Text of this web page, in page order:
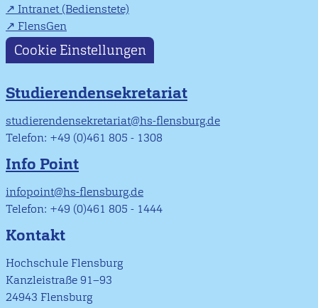
Intranet (Bedienstete)
FlensGen
Cookie Einstellungen
Studierendensekretariat
studierendensekretariat@hs-flensburg.de
Telefon: +49 (0)461 805 - 1308
Info Point
infopoint@hs-flensburg.de
Telefon: +49 (0)461 805 - 1444
Kontakt
Hochschule Flensburg
Kanzleistraße 91–93
24943 Flensburg